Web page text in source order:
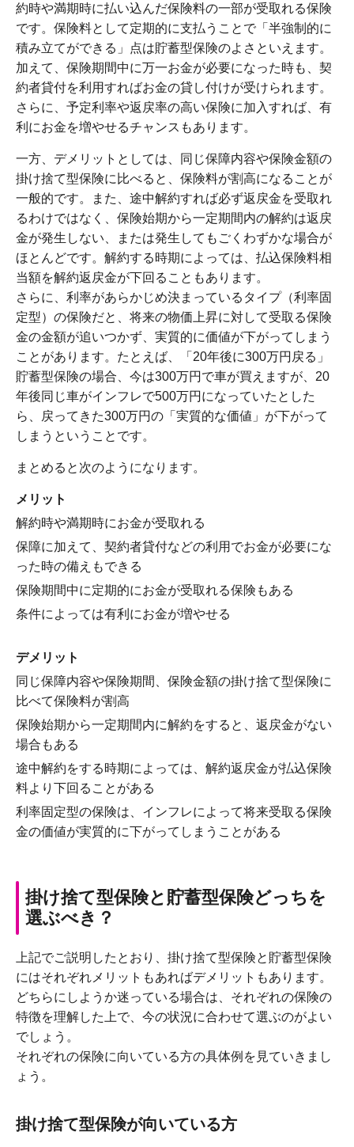
約時や満期時に払い込んだ保険料の一部が受取れる保険
です。保険料として定期的に支払うことで「半強制的に
積み立てができる」点は貯蓄型保険のよさといえます。
加えて、保険期間中に万一お金が必要になった時も、契
約者貸付を利用すればお金の貸し付けが受けられます。
さらに、予定利率や返戻率の高い保険に加入すれば、有
利にお金を増やせるチャンスもあります。
一方、デメリットとしては、同じ保障内容や保険金額の
掛け捨て型保険に比べると、保険料が割高になることが
一般的です。また、途中解約すれば必ず返戻金を受取れ
るわけではなく、保険始期から一定期間内の解約は返戻
金が発生しない、または発生してもごくわずかな場合が
ほとんどです。解約する時期によっては、払込保険料相
当額を解約返戻金が下回ることもあります。
さらに、利率があらかじめ決まっているタイプ（利率固
定型）の保険だと、将来の物価上昇に対して受取る保険
金の金額が追いつかず、実質的に価値が下がってしまう
ことがあります。たとえば、「20年後に300万円戻る」
貯蓄型保険の場合、今は300万円で車が買えますが、20
年後同じ車がインフレで500万円になっていたとした
ら、戻ってきた300万円の「実質的な価値」が下がって
しまうということです。
まとめると次のようになります。
メリット
解約時や満期時にお金が受取れる
保障に加えて、契約者貸付などの利用でお金が必要にな
った時の備えもできる
保険期間中に定期的にお金が受取れる保険もある
条件によっては有利にお金が増やせる
デメリット
同じ保障内容や保険期間、保険金額の掛け捨て型保険に
比べて保険料が割高
保険始期から一定期間内に解約をすると、返戻金がない
場合もある
途中解約をする時期によっては、解約返戻金が払込保険
料より下回ることがある
利率固定型の保険は、インフレによって将来受取る保険
金の価値が実質的に下がってしまうことがある
掛け捨て型保険と貯蓄型保険どっちを
選ぶべき？
上記でご説明したとおり、掛け捨て型保険と貯蓄型保険
にはそれぞれメリットもあればデメリットもあります。
どちらにしようか迷っている場合は、それぞれの保険の
特徴を理解した上で、今の状況に合わせて選ぶのがよい
でしょう。
それぞれの保険に向いている方の具体例を見ていきまし
ょう。
掛け捨て型保険が向いている方